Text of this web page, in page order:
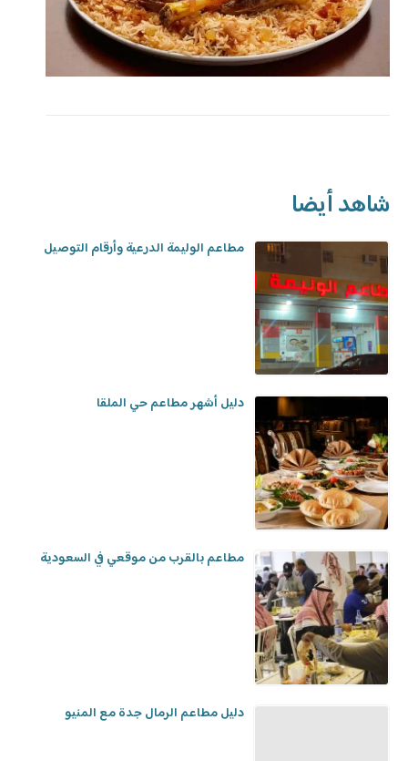
شاهد أيضا
مطاعم الوليمة الدرعية وأرقام التوصيل
دليل أشهر مطاعم حي الملقا
مطاعم بالقرب من موقعي في السعودية
دليل مطاعم الرمال جدة مع المنيو